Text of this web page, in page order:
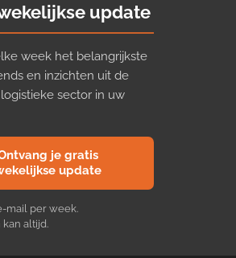
update
week het belangrijkste
en inzichten uit de
sector in uw
je gratis
update
mail per week.
altijd.